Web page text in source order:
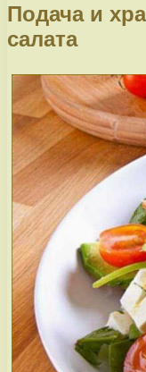
Подача и
салата